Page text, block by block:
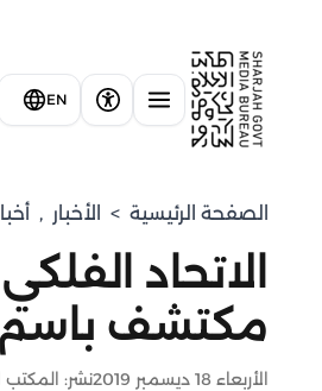
EN
الصفحة الرئيسية > الأخبار ,
الاتحاد
مكتشف باسم
الأربعاء 18 ديسمبر 2019 نشر: المكتب